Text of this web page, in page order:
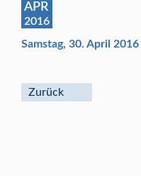
APR
2016
Samstag, 30. April 2016
Zurück